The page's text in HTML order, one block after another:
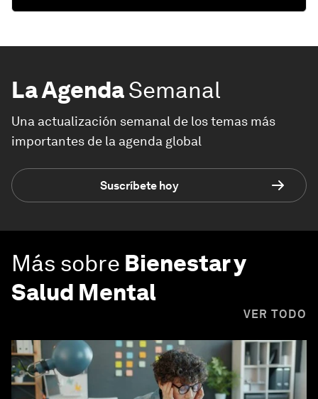
La AgendaSemanal
Una actualización semanal de los temas más
importantes de la agenda global
Suscríbete hoy
Más sobre Bienestar y
Salud Mental
VER TODO